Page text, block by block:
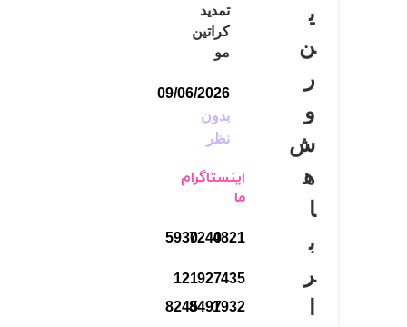
ی
ن
ر
و
ش
ه
ا
ب
ر
تمدید
کراتین
مو
09/06/2026
بدون
نظر
اینستاگرام
ما
4821
435
7240
927
5930
121
1932
8497
8245